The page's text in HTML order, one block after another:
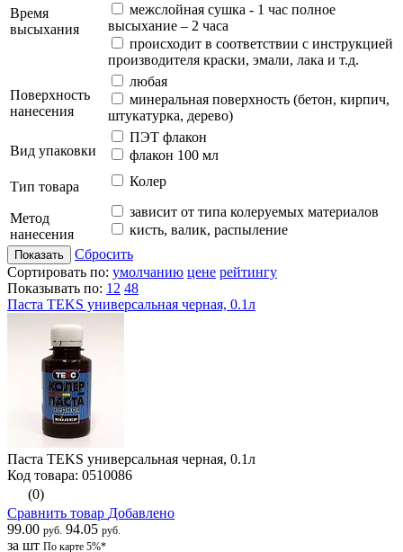
Время
высыхания
межслойная сушка - 1 час полное
высыхание – 2 часа
происходит в соответствии с инструкцией
производителя краски, эмали, лака и т.д.
Поверхность
нанесения
любая
минеральная поверхность (бетон, кирпич,
штукатурка, дерево)
Вид упаковки
ПЭТ флакон
флакон 100 мл
Тип товара Колер
Метод
нанесения
зависит от типа колеруемых материалов
кисть, валик, распыление
Показать
Сбросить
Сортировать по: умолчанию цене рейтингу
Показывать по: 12 48
Паста TEKS универсальная черная, 0.1л
Паста TEKS универсальная черная, 0.1л
Код товара: 0510086
(0)
Сравнить товар Добавлено
99.00 руб. 94.05 руб.
за шт По карте 5%*